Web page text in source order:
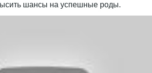
шансы на успешные роды.